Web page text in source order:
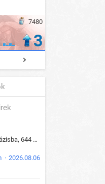
7480
3
149 új BG lap került be az adatbázisba, 644 db meglévő BG lap módosult, bekerültek az új képek a megváltozott lapokhoz is.
2026.08.06